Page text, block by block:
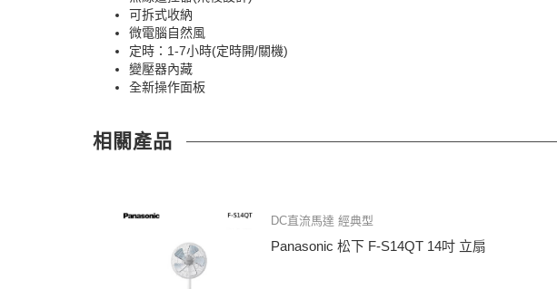
可拆式收納
微電腦自然風
定時：1-7小時(定時開/關機)
變壓器內藏
全新操作面板
相關產品
DC直流馬達 經典型
Panasonic 松下 F-S14QT 14吋 立扇